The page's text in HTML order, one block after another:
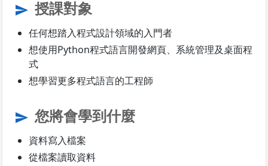
send 授課對象
任何想踏入程式設計領域的入門者
想使用Python程式語言開發網頁、系統管理及桌面程
式
想學習更多程式語言的工程師
send 您將會學到什麼
資料寫入檔案
從檔案讀取資料